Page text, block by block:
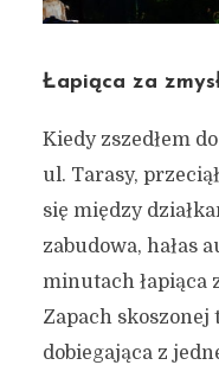
Łapiąca za
Kiedy zszedłem
ul. Tarasy,
się między
zabudowa, hałas
minutach łapiąca
Zapach
dobiegająca z